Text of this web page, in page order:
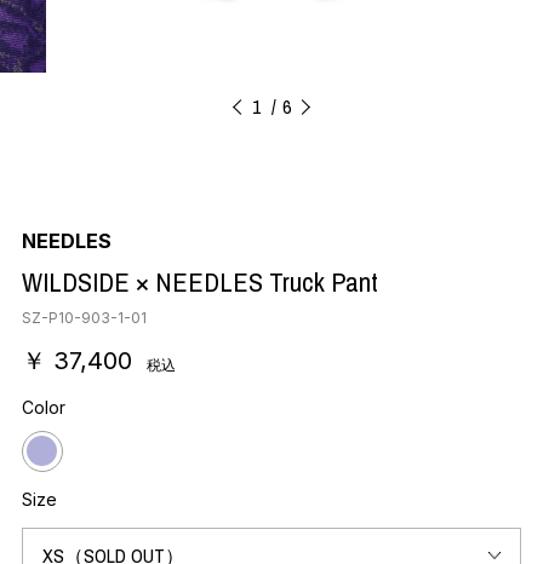
1 6
NEEDLES
WILDSIDE × NEEDLES Truck Pant
SZ-P10-903-1-01
￥ 37,400 税込
Color
Size